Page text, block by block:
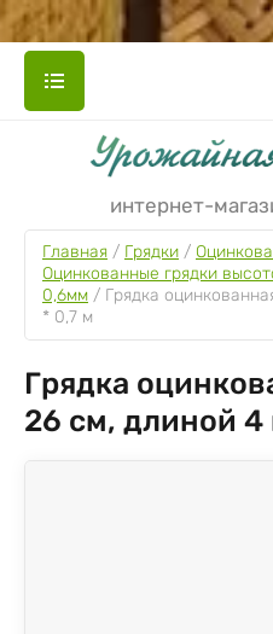
интернет-
Главная / Грядки /
Оцинкованные грядки
0,6мм / Грядка
* 0,7 м
Грядка
26 см, длиной 4